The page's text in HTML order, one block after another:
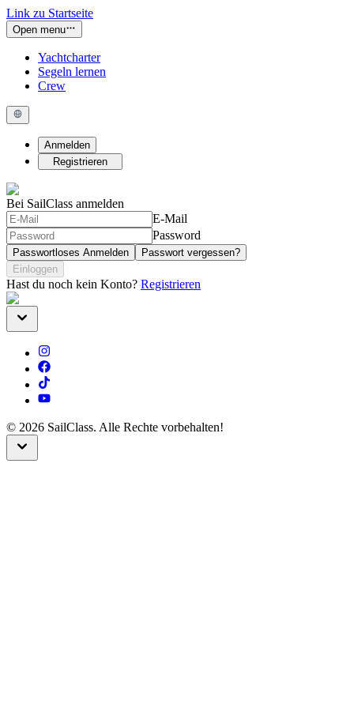
Link zu Startseite
Open menu
Yachtcharter
Segeln lernen
Crew
Anmelden
Registrieren
Bei SailClass anmelden
E-Mail
Password
Passwortloses Anmelden
Passwort vergessen?
Einloggen
Hast du noch kein Konto? Registrieren
© 2026 SailClass. Alle Rechte vorbehalten!